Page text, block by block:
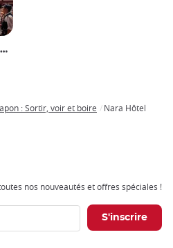
: Sortir, voir et boire Nara Hôtel
nos nouveautés et offres spéciales !